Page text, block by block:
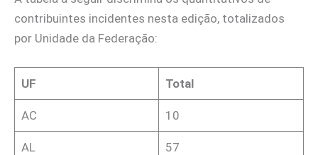
contribuintes incidentes nesta edição, totalizados
por Unidade da Federação:
UF Total
AC 10
AL 57